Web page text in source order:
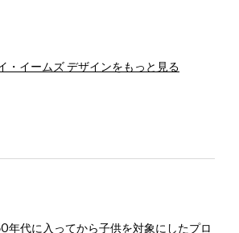
・イームズ デザインをもっと見る
年代に入ってから子供を対象にしたプロ